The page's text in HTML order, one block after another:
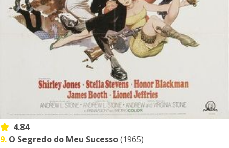
4.84
9. O Segredo do Meu Sucesso(1965)